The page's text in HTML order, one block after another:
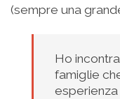
(sempre una
Ho
famiglie
esperienza